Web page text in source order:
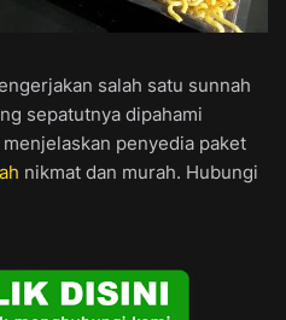
salah satu sunnah
sepatutnya dipahami
penyedia paket
nikmat dan murah. Hubungi